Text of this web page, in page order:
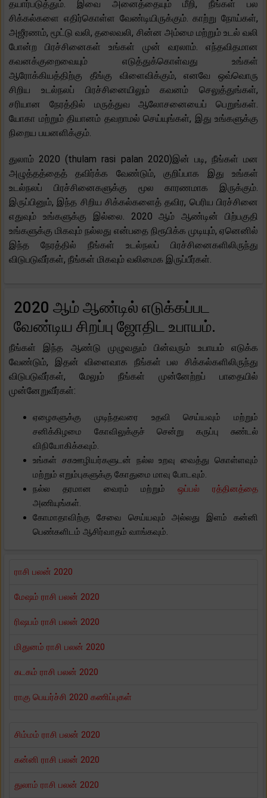
தயார்படுத்தும். இவை அனைத்தையும் மீறி, நீங்கள் பல
சிக்கல்களை எதிர்கொள்ள வேண்டியிருக்கும். காற்று நோய்கள்,
அஜீரணம், மூட்டு வலி, தலைவலி, சின்ன அம்மை மற்றும் உடல் வலி
போன்ற பிரச்சினைகள் உங்கள் முன் வரலாம். எந்தவிதமான
கவனக்குறைவையும் எடுத்துக்கொள்வது உங்கள்
ஆரோக்கியத்திற்கு தீங்கு விளைவிக்கும், எனவே ஒவ்வொரு
சிறிய உடல்நலப் பிரச்சினையிலும் கவனம் செலுத்துங்கள்,
சரியான நேரத்தில் மருத்துவ ஆலோசனையைப் பெறுங்கள்.
யோகா மற்றும் தியானம் தவறாமல் செய்யுங்கள், இது உங்களுக்கு
நிறைய பயனளிக்கும்.
துலாம் 2020 (thulam rasi palan 2020)இன் படி, நீங்கள் மன
அழுத்தத்தைத் தவிர்க்க வேண்டும், குறிப்பாக இது உங்கள்
உடல்நலப் பிரச்சினைகளுக்கு மூல காரணமாக இருக்கும்.
இருப்பினும், இந்த சிறிய சிக்கல்களைத் தவிர, பெரிய பிரச்சினை
எதுவும் உங்களுக்கு இல்லை. 2020 ஆம் ஆண்டின் பிற்பகுதி
உங்களுக்கு மிகவும் நல்லது என்பதை நிரூபிக்க முடியும், ஏனெனில்
இந்த நேரத்தில் நீங்கள் உடல்நலப் பிரச்சினைகளிலிருந்து
விடுபடுவீர்கள், நீங்கள் மிகவும் வலிமைக இருப்பீர்கள்.
2020 ஆம் ஆண்டில் எடுக்கப்பட
வேண்டிய சிறப்பு ஜோதிட உபாயம்.
நீங்கள் இந்த ஆண்டு முழுவதும் பின்வரும் உபாயம் எடுக்க
வேண்டும், இதன் விளைவாக நீங்கள் பல சிக்கல்களிலிருந்து
விடுபடுவீர்கள், மேலும் நீங்கள் முன்னேற்றப் பாதையில்
முன்னேறுவீர்கள்:
ஏழைகளுக்கு முடிந்தவரை உதவி செய்யவும் மற்றும்
சனிக்கிழமை கோவிலுக்குச் சென்று கருப்பு சுண்டல்
விநியோகிக்கவும்.
உங்கள் சகஊழியர்களுடன் நல்ல உறவு வைத்து கொள்ளவும்
மற்றும் எறும்புகளுக்கு கோதுமை மாவு போடவும்.
நல்ல தரமான வைரம் மற்றும்ஒப்பல் ரத்தினத்தை
அணியுங்கள்.
கோமாதாவிற்கு சேவை செய்யவும் அல்லது இளம் கன்னி
பெண்களிடம் ஆசிர்வாதம் வாங்கவும்.
ராசி பலன் 2020
மேஷம் ராசி பலன் 2020
ரிஷபம் ராசி பலன் 2020
மிதுனம் ராசி பலன் 2020
கடகம் ராசி பலன் 2020
ராகு பெயர்ச்சி 2020 கணிப்புகள்
சிம்மம் ராசி பலன் 2020
கன்னி ராசி பலன் 2020
துலாம் ராசி பலன் 2020